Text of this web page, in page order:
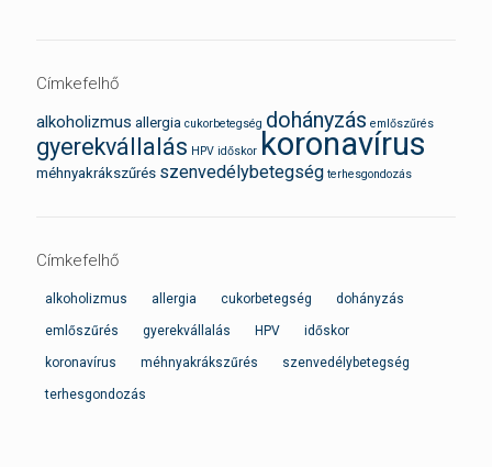
Címkefelhő
alkoholizmus allergia cukorbetegség dohányzás emlőszűrés
gyerekvállalás HPV időskor koronavírus
méhnyakrákszűrés szenvedélybetegség terhesgondozás
Címkefelhő
alkoholizmus allergia cukorbetegség dohányzás
emlőszűrés gyerekvállalás HPV időskor
koronavírus méhnyakrákszűrés szenvedélybetegség
terhesgondozás